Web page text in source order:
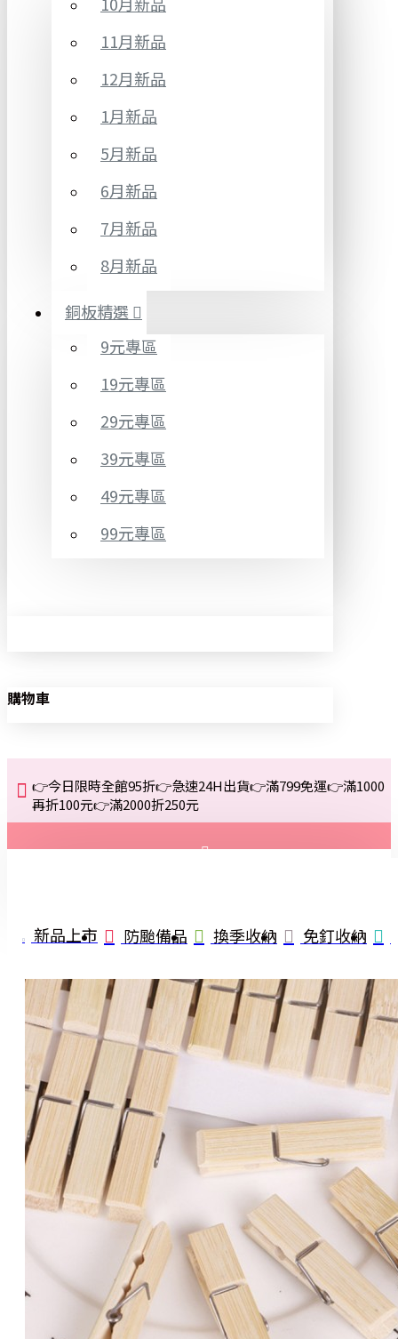
11月新品
12月新品
1月新品
5月新品
6月新品
7月新品
8月新品
銅板精選
9元專區
19元專區
29元專區
39元專區
49元專區
99元專區
購物車
👉今日限時全館95折👉急速24H出貨👉滿799免運👉滿1000
再折100元👉滿2000折250元
註冊
詢問
新品上市 防颱備品 換季收納 免釘收納